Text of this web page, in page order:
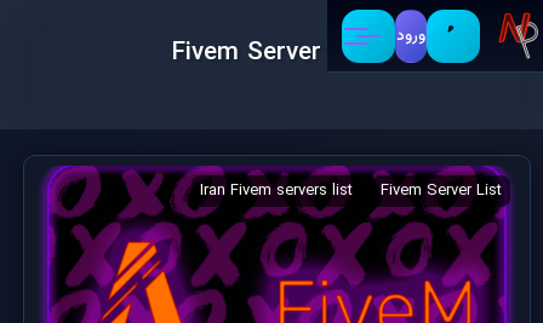
ورود Fivem Server List
Fivem Server List
Iran Fivem servers list
Iranian Fivem Server List